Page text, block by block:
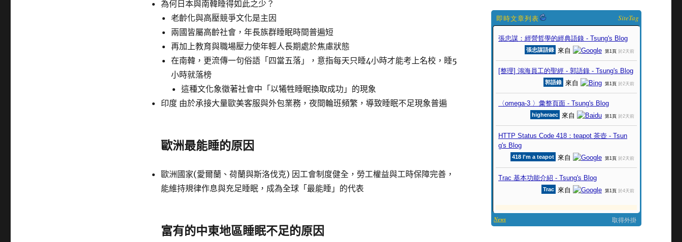
為何日本與南韓睡得如此之少？
老齡化與高壓競爭文化是主因
兩國皆屬高齡社會，年長族群睡眠時間普遍短
再加上教育與職場壓力使年輕人長期處於焦慮狀態
在南韓，更流傳一句俗語「四當五落」，意指每天只睡4小時才能考上名校，睡5
小時就落榜
這種文化象徵著社會中「以犧牲睡眠換取成功」的現象
印度 由於承接大量歐美客服與外包業務，夜間輪班頻繁，導致睡眠不足現象普遍
歐洲最能睡的原因
歐洲國家(愛爾蘭、荷蘭與斯洛伐克) 因工會制度健全，勞工權益與工時保障完善，
能維持規律作息與充足睡眠，成為全球「最能睡」的代表
富有的中東地區睡眠不足的原因
SiteTag